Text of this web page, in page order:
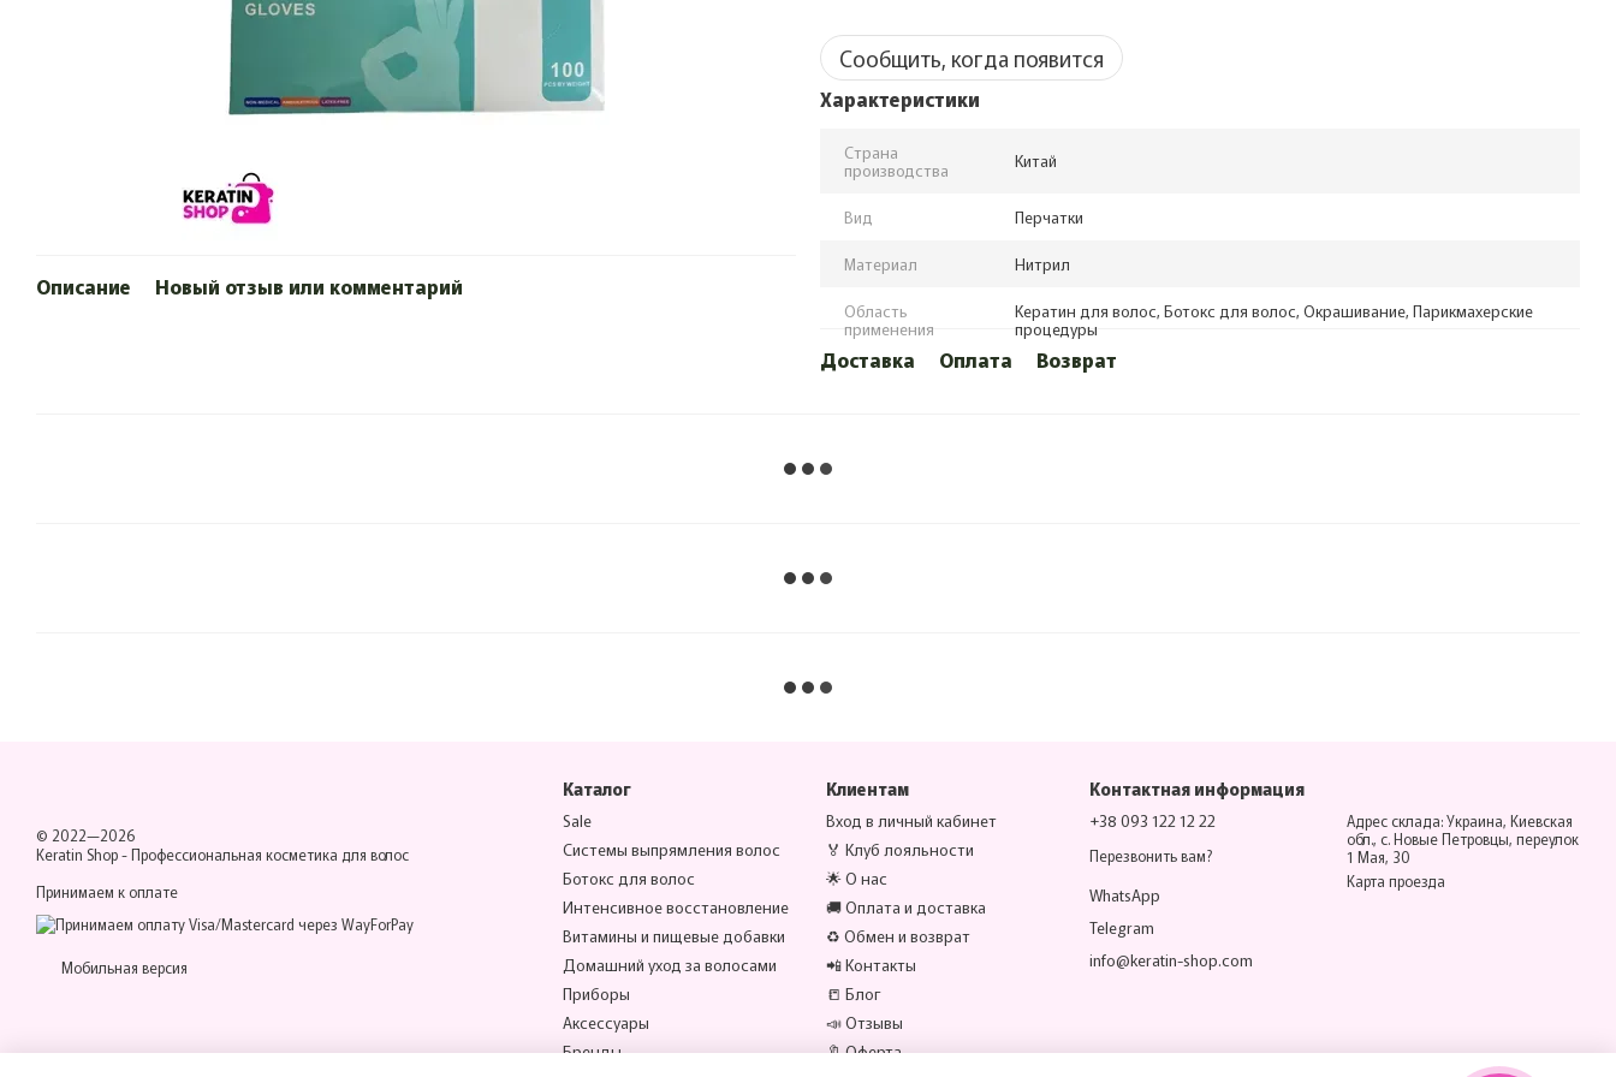
Описание Новый отзыв или комментарий
Сообщить, когда появится
Характеристики
Страна
производства Китай
Вид Перчатки
Материал Нитрил
Область
применения
Кератин для волос, Ботокс для волос, Окрашивание, Парикмахерские
процедуры
Доставка Оплата Возврат
© 2022—2026
Keratin Shop -Профессиональная косметика для волос
Принимаем к оплате
Мобильная версия
Каталог
Sale
Системы выпрямления волос
Ботокс для волос
Интенсивное восстановление
Витамины и пищевые добавки
Домашний уход за волосами
Приборы
Аксессуары
Бренды
Клиентам
Вход в личный кабинет
🏅 Клуб лояльности
🌟 О нас
🚚 Оплата и доставка
♻️ Обмен и возврат
📲 Контакты
📒 Блог
📣 Отзывы
🔖 Оферта
Контактная информация
+38 093 122 12 22
Перезвонить вам?
WhatsApp
Telegram
info@keratin-shop.com
Адрес склада: Украина, Киевская
обл., с. Новые Петровцы, переулок
1 Мая, 30
Карта проезда